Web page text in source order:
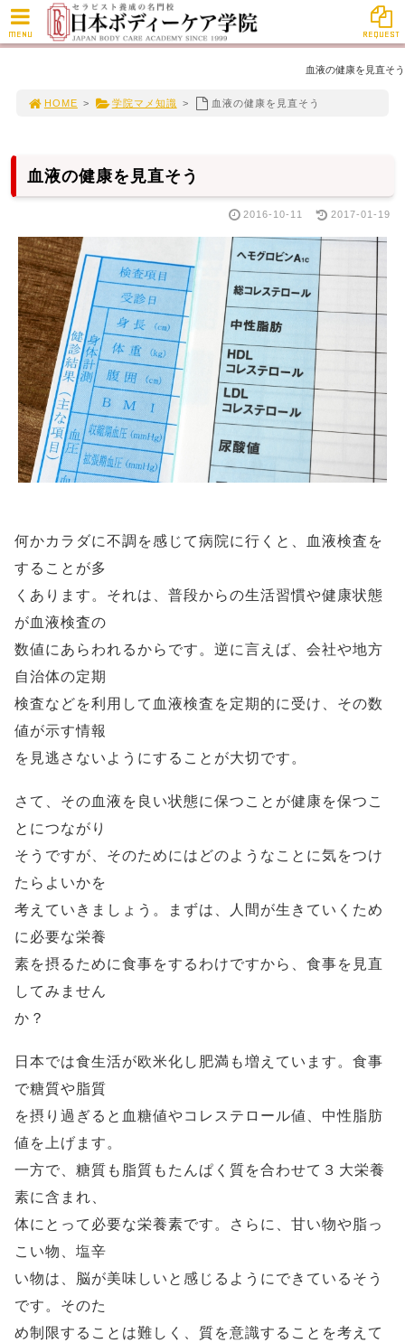
血液の健康を見直そう
HOME > 学院マメ知識 > 血液の健康を見直そう
血液の健康を見直そう
2016-10-11 2017-01-19
何かカラダに不調を感じて病院に行くと、血液検査を
することが多
くあります。それは、普段からの生活習慣や健康状態
が血液検査の
数値にあらわれるからです。逆に言えば、会社や地方
自治体の定期
検査などを利用して血液検査を定期的に受け、その数
値が示す情報
を見逃さないようにすることが大切です。
さて、その血液を良い状態に保つことが健康を保つこ
とにつながり
そうですが、そのためにはどのようなことに気をつけ
たらよいかを
考えていきましょう。まずは、人間が生きていくため
に必要な栄養
素を摂るために食事をするわけですから、食事を見直
してみません
か？
日本では食生活が欧米化し肥満も増えています。食事
で糖質や脂質
を摂り過ぎると血糖値やコレステロール値、中性脂肪
値を上げます。
一方で、糖質も脂質もたんぱく質を合わせて３大栄養
素に含まれ、
体にとって必要な栄養素です。さらに、甘い物や脂っ
こい物、塩辛
い物は、脳が美味しいと感じるようにできているそう
です。そのた
め制限することは難しく、質を意識することを考えて
MENU REQUEST